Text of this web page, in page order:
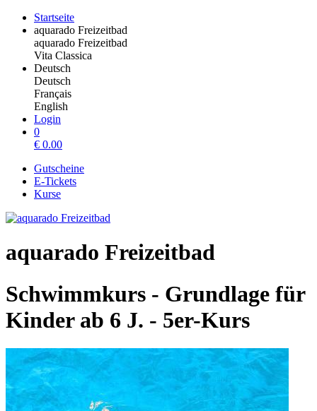
Startseite
aquarado Freizeitbad
aquarado Freizeitbad
Vita Classica
Deutsch
Deutsch
Français
English
Login
0
€ 0.00
Gutscheine
E-Tickets
Kurse
aquarado Freizeitbad
Schwimmkurs - Grundlage für
Kinder ab 6 J. - 5er-Kurs